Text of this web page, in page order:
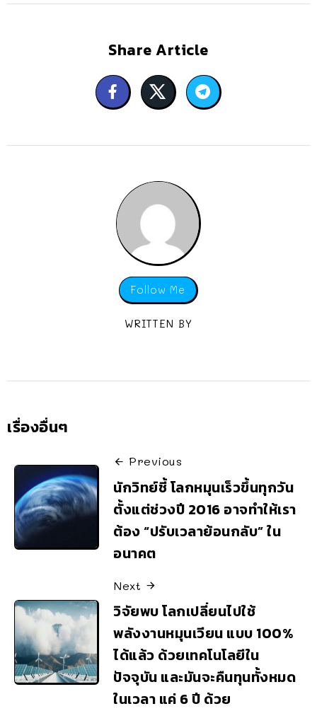
Share Article
Follow Me
WRITTEN BY
เรื่องอื่นๆ
Previous
นักวิทย์ชี้ โลกหมุนเร็วขึ้นทุกวัน
ตั้งแต่ช่วงปี 2016 อาจทำให้เรา
ต้อง “ปรับเวลาย้อนกลับ” ใน
อนาคต
Next
วิจัยพบ โลกเปลี่ยนไปใช้
พลังงานหมุนเวียน แบบ 100%
ได้แล้ว ด้วยเทคโนโลยีใน
ปัจจุบัน และมันจะคืนทุนทั้งหมด
ในเวลา แค่ 6 ปี ด้วย